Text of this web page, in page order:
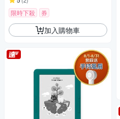
限時下殺 券
加入購物車